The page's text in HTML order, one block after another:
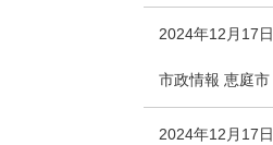
2024年12月17日
市政情報 恵庭市
2024年12月17日